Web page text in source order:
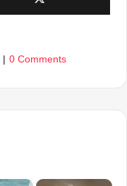
| 0 Comments